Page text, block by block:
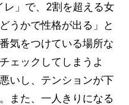
レ」で、2割を超える女
うかで性格が出る」と
気をつけている場所な
ェックしてしまうよ
いし、テンションが下
また、一人きりになる